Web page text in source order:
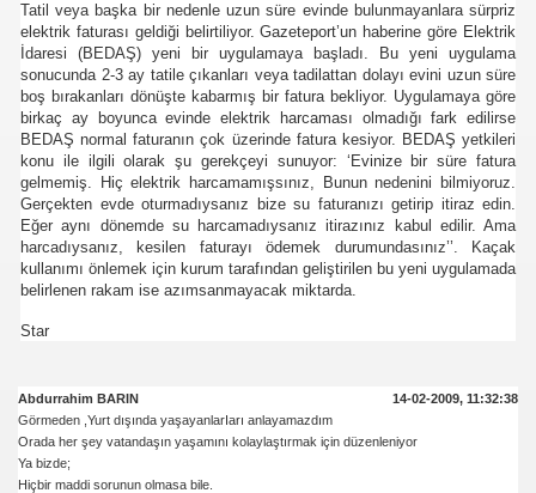
Tatil veya başka bir nedenle uzun süre evinde bulunmayanlara sürpriz
elektrik faturası geldiği belirtiliyor. Gazeteport’un haberine göre Elektrik
İdaresi (BEDAŞ) yeni bir uygulamaya başladı. Bu yeni uygulama
sonucunda 2-3 ay tatile çıkanları veya tadilattan dolayı evini uzun süre
boş bırakanları dönüşte kabarmış bir fatura bekliyor. Uygulamaya göre
birkaç ay boyunca evinde elektrik harcaması olmadığı fark edilirse
BEDAŞ normal faturanın çok üzerinde fatura kesiyor. BEDAŞ yetkileri
konu ile ilgili olarak şu gerekçeyi sunuyor: ‘Evinize bir süre fatura
gelmemiş. Hiç elektrik harcamamışsınız, Bunun nedenini bilmiyoruz.
Gerçekten evde oturmadıysanız bize su faturanızı getirip itiraz edin.
Eğer aynı dönemde su harcamadıysanız itirazınız kabul edilir. Ama
harcadıysanız, kesilen faturayı ödemek durumundasınız’’. Kaçak
kullanımı önlemek için kurum tarafından geliştirilen bu yeni uygulamada
belirlenen rakam ise azımsanmayacak miktarda.
Star
Abdurrahim BARIN
14-02-2009, 11:32:38
Görmeden ,Yurt dışında yaşayanlarIarı anlayamazdım
Orada her şey vatandaşın yaşamını kolaylaştırmak için düzenleniyor
Ya bizde;
Hiçbir maddi sorunun olmasa bile.